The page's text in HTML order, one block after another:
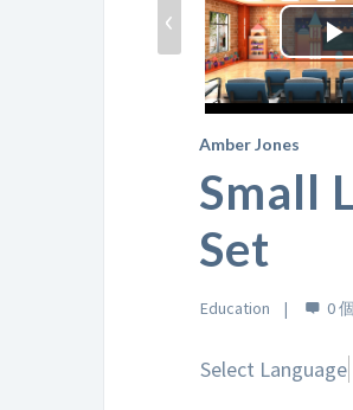
‹
Amber Jones
Small
Set
Education 0
Select Language